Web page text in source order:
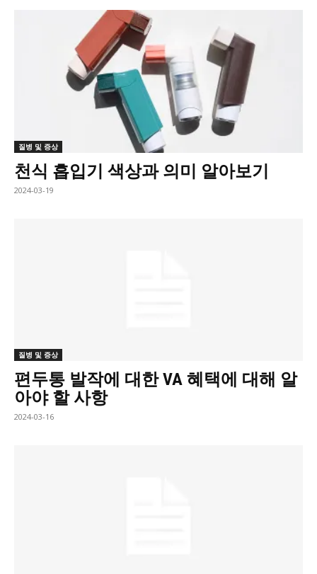
질병 및 증상
천식 흡입기 색상과 의미 알아보기
2024-03-19
질병 및 증상
편두통 발작에 대한 VA 혜택에 대해 알
아야 할 사항
2024-03-16